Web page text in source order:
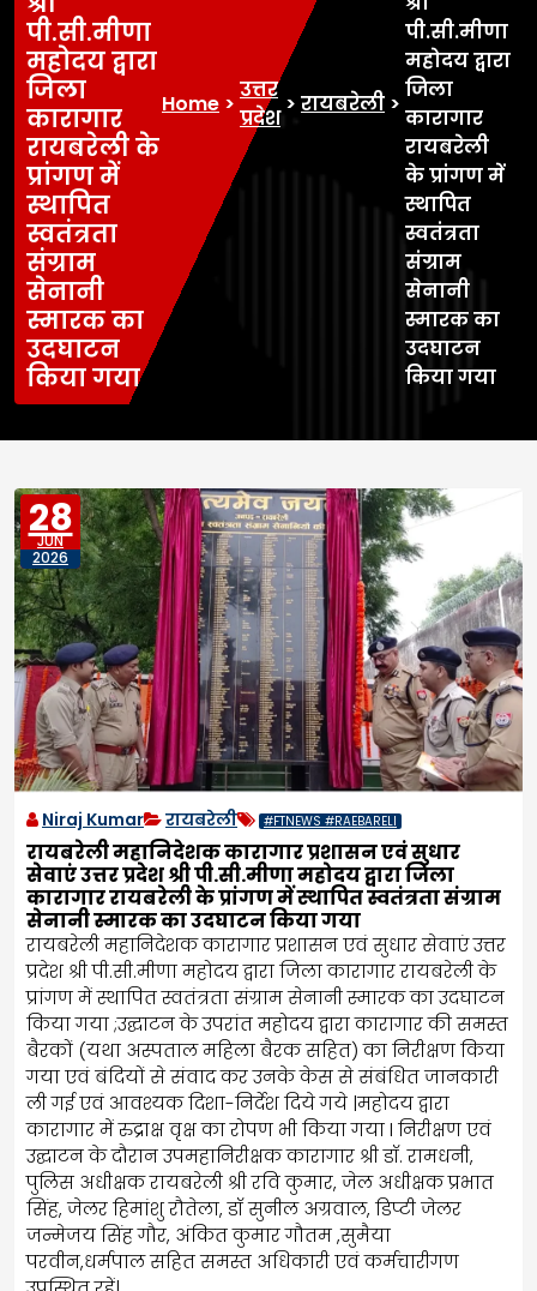
पी.सी.मीणा
महोदय द्वारा
जिला
कारागार
रायबरेली के
प्रांगण में
स्थापित
स्वतंत्रता
संग्राम
सेनानी
स्मारक का
उदघाटन
किया गया
Home >
उत्तर
प्रदेश
> रायबरेली >
पी.सी.मीणा
महोदय द्वारा
जिला
कारागार
रायबरेली
के प्रांगण में
स्थापित
स्वतंत्रता
संग्राम
सेनानी
स्मारक का
उदघाटन
किया गया
28
JUN
2026
Niraj Kumar रायबरेली #FTNEWS #RAEBARELI
रायबरेली महानिदेशक कारागार प्रशासन एवं सुधार
सेवाएं उत्तर प्रदेश श्री पी.सी.मीणा महोदय द्वारा जिला
कारागार रायबरेली के प्रांगण में स्थापित स्वतंत्रता संग्राम
सेनानी स्मारक का उदघाटन किया गया
रायबरेली महानिदेशक कारागार प्रशासन एवं सुधार सेवाएं उत्तर
प्रदेश श्री पी.सी.मीणा महोदय द्वारा जिला कारागार रायबरेली के
प्रांगण में स्थापित स्वतंत्रता संग्राम सेनानी स्मारक का उदघाटन
किया गया ;उद्घाटन के उपरांत महोदय द्वारा कारागार की समस्त
बैरकों (यथा अस्पताल महिला बैरक सहित) का निरीक्षण किया
गया एवं बंदियों से संवाद कर उनके केस से संबंधित जानकारी
ली गई एवं आवश्यक दिशा-निर्देश दिये गये |महोदय द्वारा
कारागार में रुद्राक्ष वृक्ष का रोपण भी किया गया l निरीक्षण एवं
उद्घाटन के दौरान उपमहानिरीक्षक कारागार श्री डॉ. रामधनी,
पुलिस अधीक्षक रायबरेली श्री रवि कुमार, जेल अधीक्षक प्रभात
सिंह, जेलर हिमांशु रौतेला, डॉ सुनील अग्रवाल, डिप्टी जेलर
जन्मेजय सिंह गौर, अंकित कुमार गौतम ,सुमैया
परवीन,धर्मपाल सहित समस्त अधिकारी एवं कर्मचारीगण